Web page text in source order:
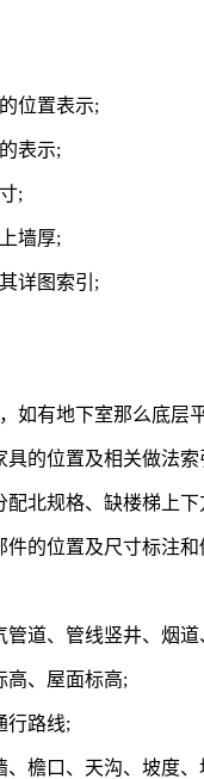
位置表示;
表示;
;
墙厚;
详图索引;
如有地下室那么底层
具的位置及相关做法
配北规格、缺楼梯上
件的位置及尺寸标注
管道、管线竖井、烟
高、屋面标高;
行路线;
、檐口、天沟、坡度